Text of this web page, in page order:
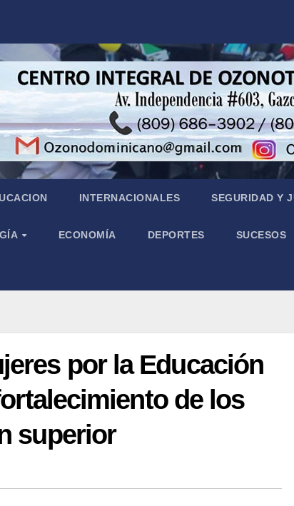
INTERNACIONALES SEGURIDAD Y
ECONOMÍA DEPORTES SUCESOS
por la Educación
de los
superior